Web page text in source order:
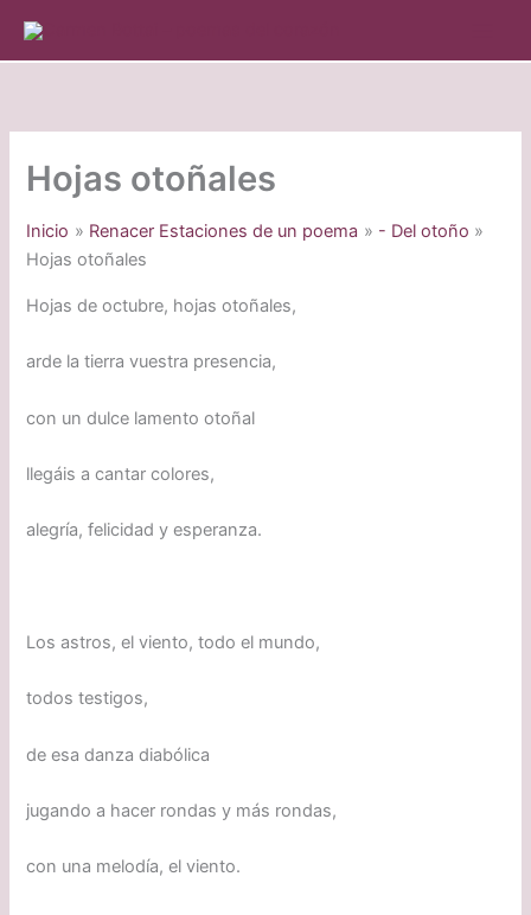
contenido
Hojas otoñales
Inicio Renacer Estaciones de un poema
- Del otoño
Hojas otoñales
Hojas de octubre, hojas otoñales,
arde la tierra vuestra presencia,
con un dulce lamento otoñal
llegáis a cantar colores,
alegría, felicidad y esperanza.
Los astros, el viento, todo el mundo,
todos testigos,
de esa danza diabólica
jugando a hacer rondas y más rondas,
con una melodía, el viento.